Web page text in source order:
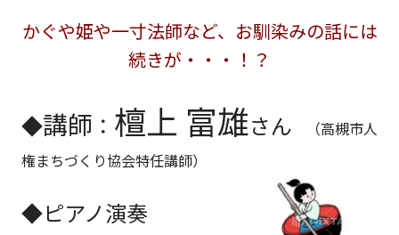
かぐや姫や一寸法師など、お馴染みの話には
続きが・・・！？
◆講師 ： 檀上 富雄さん （高槻市人
権まちづくり協会特任講師）
◆ピアノ演奏